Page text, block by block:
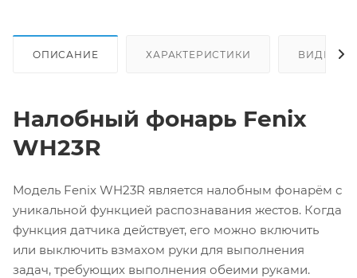
ОПИСАНИЕ ХАРАКТЕРИСТИКИ ВИДЕО
Налобный фонарь Fenix
WH23R
Модель Fenix WH23R является налобным фонарём с
уникальной функцией распознавания жестов. Когда
функция датчика действует, его можно включить
или выключить взмахом руки для выполнения
задач, требующих выполнения обеими руками.